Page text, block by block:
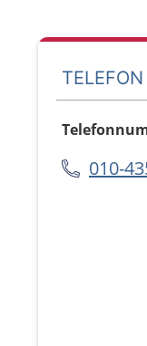
TELEFON
010-